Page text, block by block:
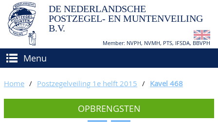
DE NEDERLANDSCHE
POSTZEGEL- EN MUNTENVEILING
B.V.
Member: NVPH, NVMH, PTS, IFSDA, BBVPH
Menu
(VER)KOPEN
Hoe verkopen?
BIEDEN
Home / Postzegelveiling 1e helft 2015 / Kavel 468
OPBRENGSTEN